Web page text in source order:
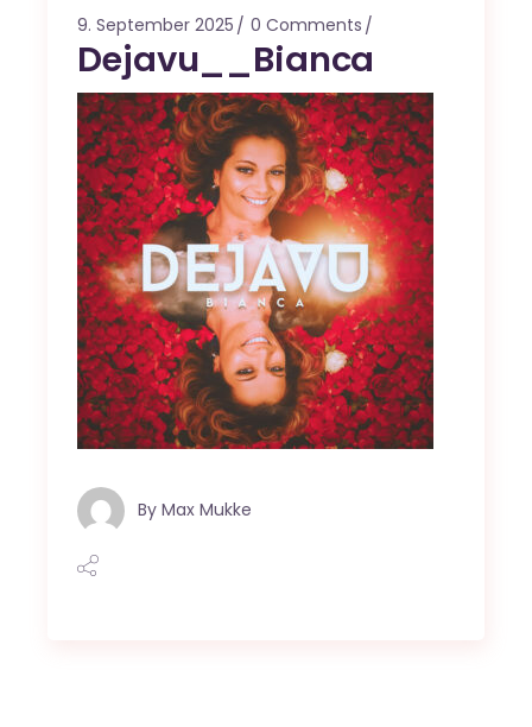
9. September 2025 0 Comments
Dejavu__Bianca
By Max Mukke